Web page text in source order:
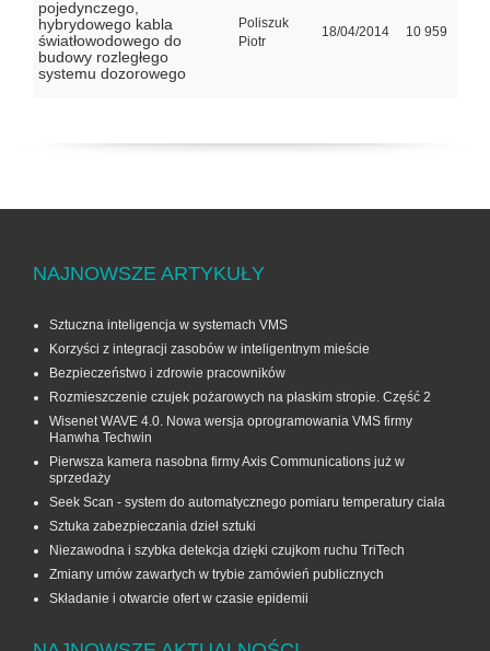
pojedynczego,
hybrydowego kabla
światłowodowego do
budowy rozległego
systemu dozorowego
Poliszuk
Piotr
18/04/2014 10 959
NAJNOWSZE ARTYKUŁY
Sztuczna inteligencja w systemach VMS
Korzyści z integracji zasobów w inteligentnym mieście
Bezpieczeństwo i zdrowie pracowników
Rozmieszczenie czujek pożarowych na płaskim stropie. Część 2
Wisenet WAVE 4.0. Nowa wersja oprogramowania VMS firmy
Hanwha Techwin
Pierwsza kamera nasobna firmy Axis Communications już w
sprzedaży
Seek Scan - system do automatycznego pomiaru temperatury ciała
Sztuka zabezpieczania dzieł sztuki
Niezawodna i szybka detekcja dzięki czujkom ruchu TriTech
Zmiany umów zawartych w trybie zamówień publicznych
Składanie i otwarcie ofert w czasie epidemii